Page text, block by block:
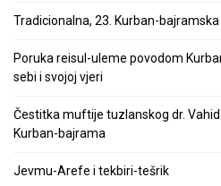
Tradicionalna, 23. Kurban-
Poruka reisul-uleme povodom
sebi i svojoj vjeri
Čestitka muftije tuzlanskog dr.
Kurban-bajrama
Jevmu-Arefe i tekbiri-tešrik